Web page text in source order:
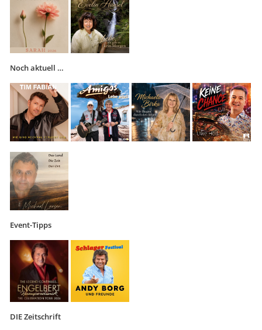
Noch aktuell …
Event-Tipps
DIE Zeitschrift